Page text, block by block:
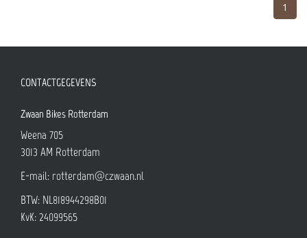
1
CONTACTGEGEVENS
Zwaan Bikes Rotterdam
Weena 705
3013 AM Rotterdam
E-mail: rotterdam@czwaan.nl
BTW: NL818944298B01
KvK: 24099565